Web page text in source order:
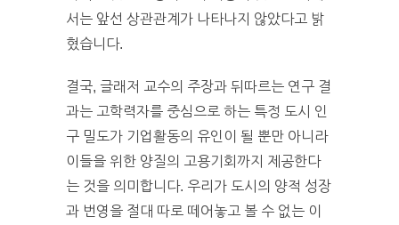
서는 앞선 상관관계가 나타나지 않았다고 밝
혔습니다.
결국, 글래저 교수의 주장과 뒤따르는 연구 결
과는 고학력자를 중심으로 하는 특정 도시 인
구 밀도가 기업활동의 유인이 될 뿐만 아니라
이들을 위한 양질의 고용기회까지 제공한다
는 것을 의미합니다. 우리가 도시의 양적 성장
과 번영을 절대 따로 떼어놓고 볼 수 없는 이